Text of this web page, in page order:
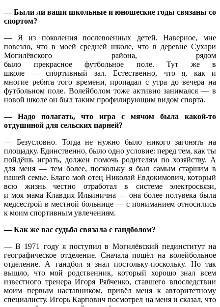
— Были ли ваши школьные и юношеские годы связаны со
спортом?
— Я из поколения послевоенных детей. Наверное, мне
повезло, что в моей средней школе, что в деревне Сухари
Могилёвского района, рядом
было прекрасное футбольное поле. Тут же в
школе — спортивный зал. Естественно, что я, как и
многие ребята того времени, пропадал с утра до вечера на
футбольном поле. Волейболом тоже активно занимался — в
новой школе он был таким профилирующим видом спорта.
— Надо полагать, что игра с мячом была какой-то
отдушиной для сельских парней?
— Безусловно. Тогда не нужно было никого загонять на
площадку. Единственно, было одно условие: перед тем, как ты
пойдёшь играть, должен помочь родителям по хозяйству. А
для меня — тем более, поскольку я был самым старшим в
нашей семье. Благо мой отец Николай Евдокимович, который
всю жизнь честно отработал в системе электросвязи,
и моя мама Клавдия Ильинична — она более полувека была
медсестрой в местной больнице — с пониманием относились
к моим спортивным увлечениям.
— Как же вас судьба связала с гандболом?
— В 1971 году я поступил в Могилёвский пединститут на
географическое отделение. Сначала пошёл на волейбольное
отделение. А гандбол я знал постольку-поскольку. Но так
вышло, что мой родственник, который хорошо знал всем
известного тренера Игоря Рябченко, ставшего впоследствии
моим первым наставником, привёл меня к авторитетному
специалисту. Игорь Карпович посмотрел на меня и сказал, что